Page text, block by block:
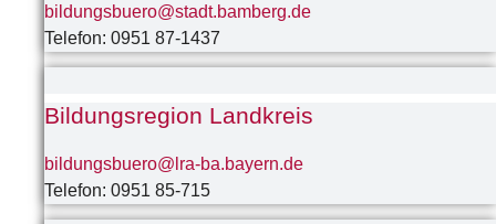
bildungsbuero@stadt.bamberg.de
Telefon: 0951 87-1437
Bildungsregion Landkreis
bildungsbuero@lra-ba.bayern.de
Telefon: 0951 85-715